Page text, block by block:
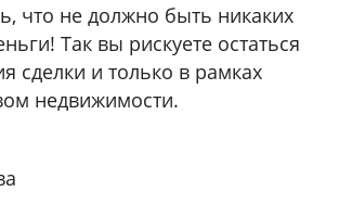
что не должно быть никаких
Так вы рискуете остаться
сделки и только в рамках
недвижимости.